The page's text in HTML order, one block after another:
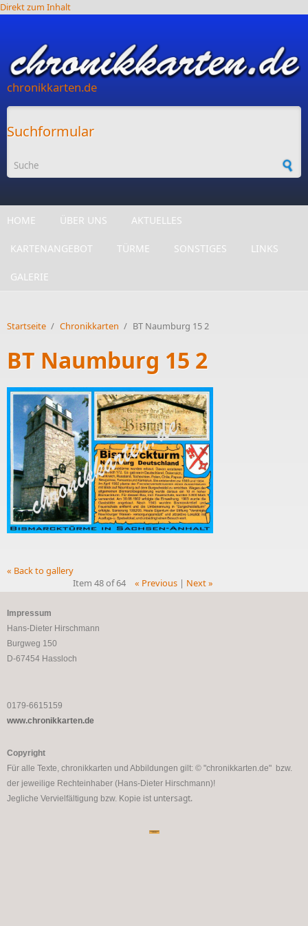
Direkt zum Inhalt
chronikkarten.de
Suchformular
HOME ÜBER UNS AKTUELLES
KARTENANGEBOT TÜRME SONSTIGES LINKS
GALERIE
Startseite / Chronikkarten / BT Naumburg 15 2
BT Naumburg 15 2
« Back to gallery
Item 48 of 64
« Previous| Next »
Impressum
Hans-Dieter Hirschmann
Burgweg 150
D-67454 Hassloch
0179-6615159
www.chronikkarten.de
Copyright
Für alle Texte, chronikkarten und Abbildungen gilt: © "chronikkarten.de" bzw.
der jeweilige Rechteinhaber (Hans-Dieter Hirschmann)!
Jegliche Vervielfältigung bzw. Kopie ist untersagt.